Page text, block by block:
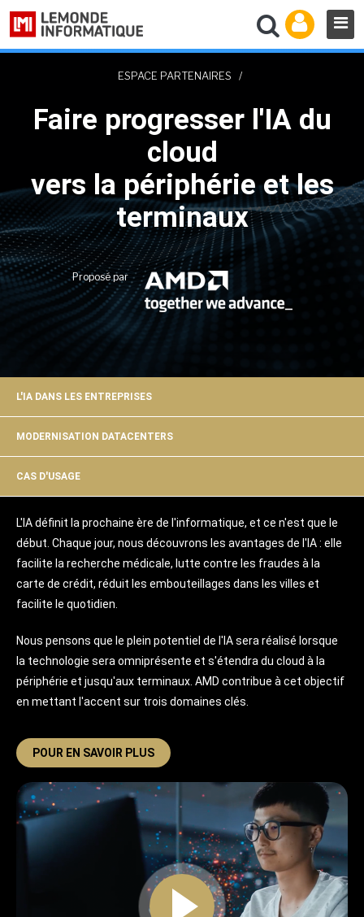
ESPACE PARTENAIRES /
Faire progresser l'IA du
cloud
vers la périphérie et les
terminaux
Proposé par
L'IA DANS LES ENTREPRISES
MODERNISATION DATACENTERS
CAS D'USAGE
L'IA définit la prochaine ère de l'informatique, et ce n'est que le
début. Chaque jour, nous découvrons les avantages de l'IA : elle
facilite la recherche médicale, lutte contre les fraudes à la
carte de crédit, réduit les embouteillages dans les villes et
facilite le quotidien.
Nous pensons que le plein potentiel de l'IA sera réalisé lorsque
la technologie sera omniprésente et s'étendra du cloud à la
périphérie et jusqu'aux terminaux. AMD contribue à cet objectif
en mettant l'accent sur trois domaines clés.
POUR EN SAVOIR PLUS